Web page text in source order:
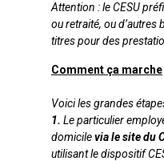
Attention : le CESU
ou retraité, ou d’autres
titres pour des
Comment ça marche
Voici les grandes
1. Le particulier
domicilevia le site du
utilisant le dispositif